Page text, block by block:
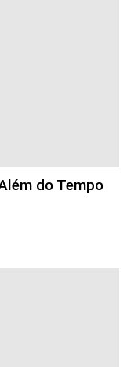
do Tempo